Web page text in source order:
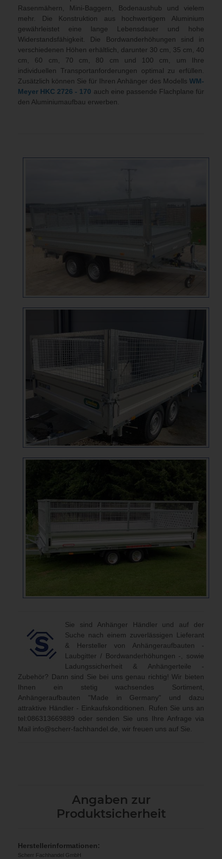
Rasenmähern, Mini-Baggern, Bodenaushub und vielem
mehr. Die Konstruktion aus hochwertigem Aluminium
gewährleistet eine lange Lebensdauer und hohe
Widerstandsfähigkeit. Die Bordwanderhöhungen sind in
verschiedenen Höhen erhältlich, darunter 30 cm, 35 cm, 40
cm, 60 cm, 70 cm, 80 cm und 100 cm, um Ihre
individuellen Transportanforderungen optimal zu erfüllen.
Zusätzlich können Sie für Ihren Anhänger des Modells WM-
Meyer HKC 2726 - 170 auch eine passende Flachplane für
den Aluminiumaufbau erwerben.
Sie sind Anhänger Händler und auf der
Suche nach einem zuverlässigen Lieferant
& Hersteller von Anhängeraufbauten -
Laubgitter / Bordwanderhöhungen -, sowie
Ladungssicherheit & Anhängerteile -
Zubehör? Dann sind Sie bei uns genau richtig! Wir bieten
Ihnen ein stetig wachsendes Sortiment,
Anhängeraufbauten "Made in Germany" und dazu
attraktive Händler - Einkaufskonditionen. Rufen Sie uns an
tel:086313669889 oder senden Sie uns Ihre Anfrage via
Mail info@scherr-fachhandel.de , wir freuen uns auf Sie.
Angaben zur
Produktsicherheit
Herstellerinformationen:
Scherr Fachhandel GmbH